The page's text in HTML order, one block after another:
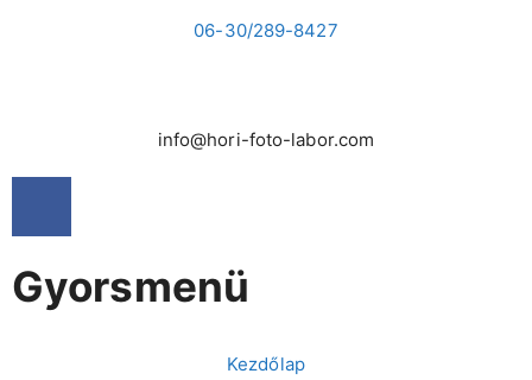
06-30/289-8427
info@hori-foto-labor.com
Gyorsmenü
Kezdőlap